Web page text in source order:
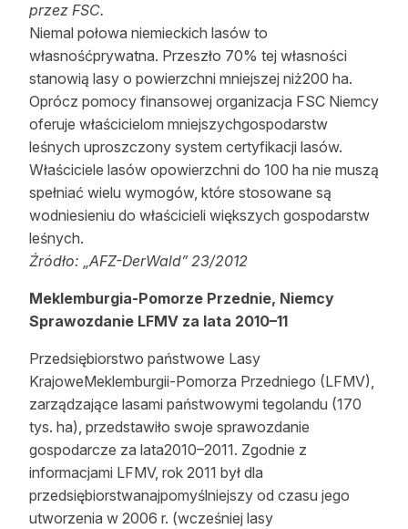
przez FSC.
Niemal połowa niemieckich lasów to
własnośćprywatna. Przeszło 70% tej własności
stanowią lasy o powierzchni mniejszej niż200 ha.
Oprócz pomocy finansowej organizacja FSC Niemcy
oferuje właścicielom mniejszychgospodarstw
leśnych uproszczony system certyfikacji lasów.
Właściciele lasów opowierzchni do 100 ha nie muszą
spełniać wielu wymogów, które stosowane są
wodniesieniu do właścicieli większych gospodarstw
leśnych.
Źródło: „AFZ-DerWald” 23/2012
Meklemburgia-Pomorze Przednie, Niemcy
Sprawozdanie LFMV za lata 2010–11
Przedsiębiorstwo państwowe Lasy
KrajoweMeklemburgii-Pomorza Przedniego (LFMV),
zarządzające lasami państwowymi tegolandu (170
tys. ha), przedstawiło swoje sprawozdanie
gospodarcze za lata2010–2011. Zgodnie z
informacjami LFMV, rok 2011 był dla
przedsiębiorstwanajpomyślniejszy od czasu jego
utworzenia w 2006 r. (wcześniej lasy